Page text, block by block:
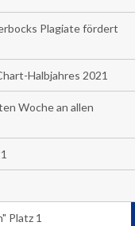
Plagiate fördert
Halbjahres 2021
Woche an allen
Platz 1